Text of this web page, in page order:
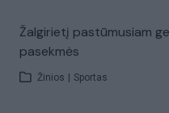
Žalgirietį pastūmusiam
pasekmės
Žinios Sportas